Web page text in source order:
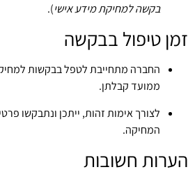
בקשה למחיקת מידע אישי).
זמן טיפול בבקשה
החברה מתחייבת לטפל בבקשות
ממועד קבלתן.
לצורך אימות זהות, ייתכן ונתבקשו
המחיקה.
הערות חשובות